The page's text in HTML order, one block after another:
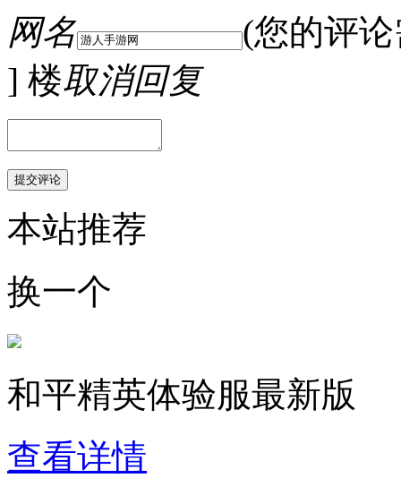
网名
(您的评
] 楼取消回复
本站推荐
换一个
和平精英体验服最新版
查看详情